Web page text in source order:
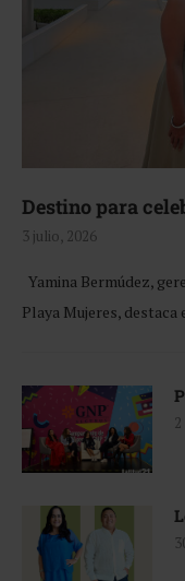
Destino para
3 julio, 2026
Yamina Bermúdez,
Playa Mujeres,